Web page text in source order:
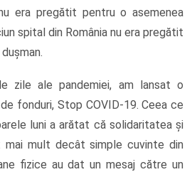
era pregătit pentru o asemenea
spital din România nu era pregătit
zile ale pandemiei, am lansat o
fonduri, Stop COVID-19. Ceea ce
luni a arătat că solidaritatea și
mult decât simple cuvinte din
fizice au dat un mesaj către un